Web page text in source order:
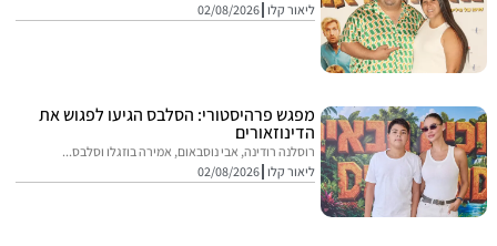
ליאור קלו 02/08/2026
מפגש פרהיסטורי: הסלבס הגיעו לפגוש את
הדינוזאורים
רוסלנה רודינה, אבי נוסבאום, אמירה בוזגלו וסלבס...
ליאור קלו 02/08/2026